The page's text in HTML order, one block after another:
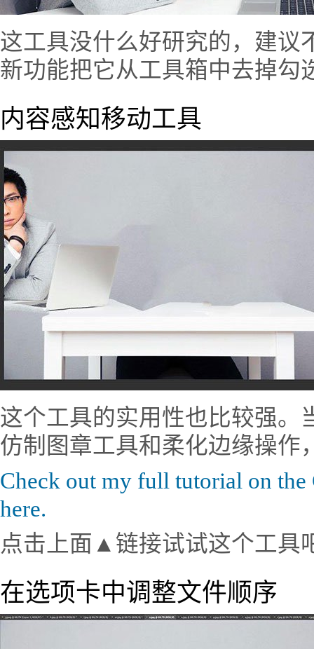
这工具没什么好研究的，建议
新功能把它从工具箱中去掉勾
内容感知移动工具
这个工具的实用性也比较强。
仿制图章工具和柔化边缘操作
Check out my full tutorial on
here.
点击上面▲链接试试这个工具
在选项卡中调整文件顺序